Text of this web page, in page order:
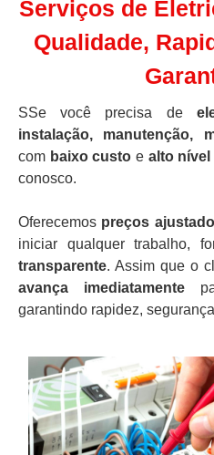
Serviços de
Qualidade,
SSe você precisa de
instalação, manutenção,
com baixo custo e alto
conosco.
Oferecemos preços
iniciar qualquer trabalho,
transparente. Assim que o
avança imediatamente
garantindo rapidez,